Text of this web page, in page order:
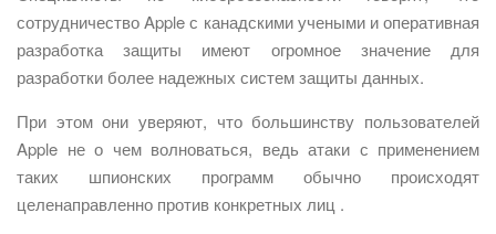
сотрудничество Apple с канадскими учеными и оперативная
разработка защиты имеют огромное значение для
разработки более надежных систем защиты данных.
При этом они уверяют, что большинству пользователей
Apple не о чем волноваться, ведь атаки с применением
таких шпионских программ обычно происходят
целенаправленно против конкретных лиц .